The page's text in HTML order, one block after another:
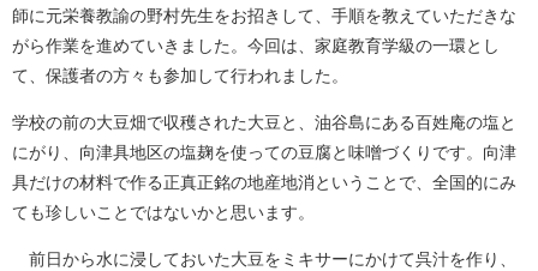
師に元栄養教諭の野村先生をお招きして、手順を教えていただきな
がら作業を進めていきました。今回は、家庭教育学級の一環とし
て、保護者の方々も参加して行われました。
学校の前の大豆畑で収穫された大豆と、油谷島にある百姓庵の塩と
にがり、向津具地区の塩麹を使っての豆腐と味噌づくりです。向津
具だけの材料で作る正真正銘の地産地消ということで、全国的にみ
ても珍しいことではないかと思います。
前日から水に浸しておいた大豆をミキサーにかけて呉汁を作り、